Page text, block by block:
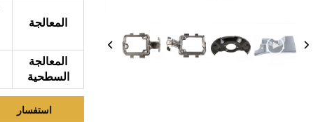
المعالجة
المعالجة
السطحية
استفسار